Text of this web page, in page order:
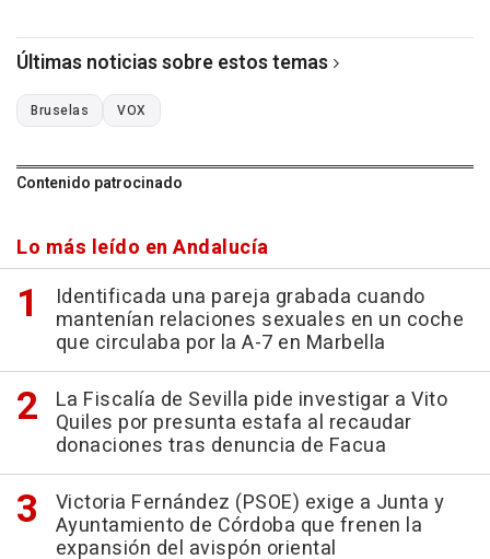
Últimas noticias sobre estos temas
Bruselas VOX
Contenido patrocinado
Lo más leído en Andalucía
Identificada una pareja grabada cuando
mantenían relaciones sexuales en un coche
que circulaba por la A-7 en Marbella
La Fiscalía de Sevilla pide investigar a Vito
Quiles por presunta estafa al recaudar
donaciones tras denuncia de Facua
Victoria Fernández (PSOE) exige a Junta y
Ayuntamiento de Córdoba que frenen la
expansión del avispón oriental